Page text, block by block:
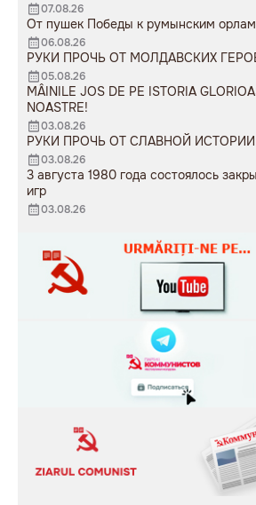
07.08.26
От пушек Победы к румынским
06.08.26
РУКИ ПРОЧЬ ОТ МОЛДАВСКИХ
05.08.26
MÂINILE JOS DE PE ISTORIA
NOASTRE!
03.08.26
РУКИ ПРОЧЬ ОТ СЛАВНОЙ
03.08.26
3 августа 1980 года состоялось
игр
03.08.26